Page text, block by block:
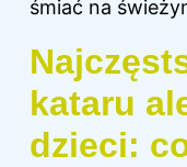
śmiać na
kataru
dzieci: